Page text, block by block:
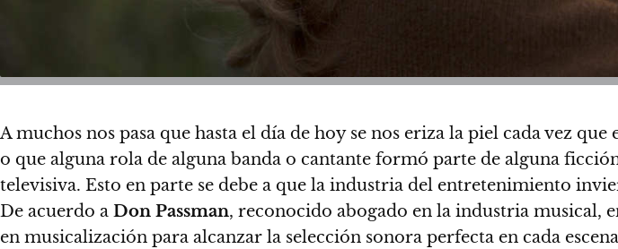
A muchos nos pasa que hasta el día de hoy se nos eriza la piel cada vez
o que alguna rola de alguna banda o cantante formó parte de alguna
televisiva. Esto en parte se debe a que la industria del entretenimiento
De acuerdo a Don Passman, reconocido abogado en la industria musical,
en musicalización para alcanzar la selección sonora perfecta en cada